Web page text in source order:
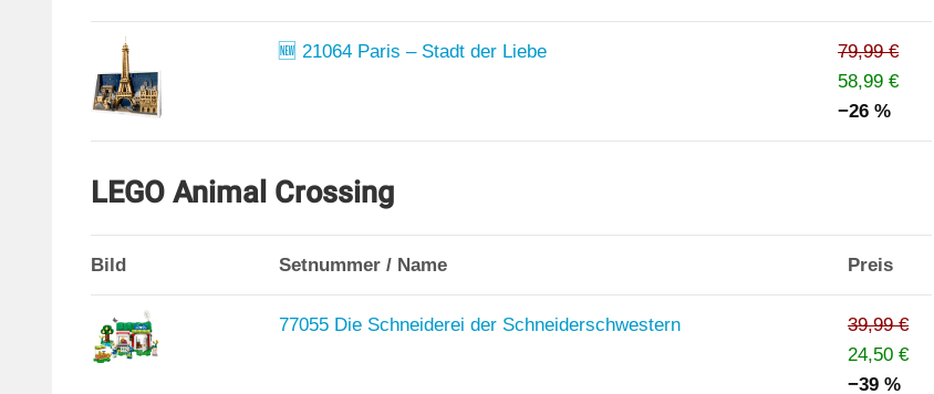
🆕 21064 Paris – Stadt der Liebe
79,99 €
58,99 €
−26 %
LEGO Animal Crossing
Bild Setnummer / Name Preis
77055 Die Schneiderei der Schneiderschwestern
39,99 €
24,50 €
−39 %